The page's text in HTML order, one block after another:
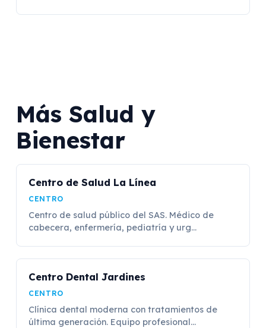
Más Salud y
Bienestar
Centro de Salud La Línea
CENTRO
Centro de salud público del SAS. Médico de
cabecera, enfermería, pediatría y urg...
Centro Dental Jardines
CENTRO
Clínica dental moderna con tratamientos de
última generación. Equipo profesional...